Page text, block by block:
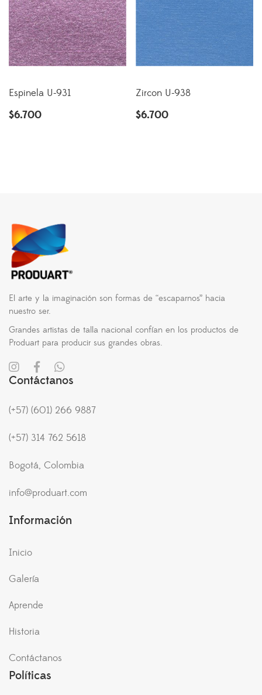
Espinela U-931
$6.700
Zircon U-938
$6.700
El arte y la imaginación son formas de “escaparnos” hacia
nuestro ser.
Grandes artistas de talla nacional confían en los productos de
Produart para producir sus grandes obras.
Contáctanos
(+57) (601) 266 9887
(+57) 314 762 5618
Bogotá, Colombia
info@produart.com
Información
Inicio
Galería
Aprende
Historia
Contáctanos
Políticas